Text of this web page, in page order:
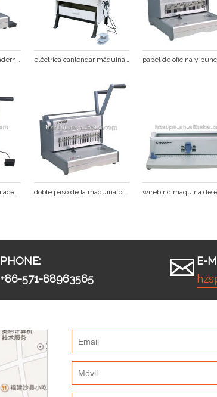
nuevo diseño de encuadernación de alambre que hace la máquina eléctrica canlendar máquina obligatoria de alambre
Eléctrico alambre de enlace& la máquina perforadora doble paso de la máquina perforadora
PHONE:
+86-571-88963565
E-